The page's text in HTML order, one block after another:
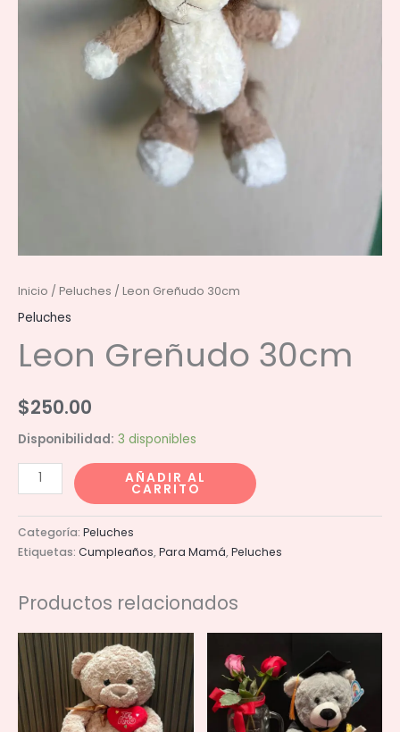
Inicio / Peluches / Leon Greñudo 30cm
Peluches
Leon Greñudo 30cm
$250.00
Disponibilidad: 3 disponibles
Leon
Greñudo
30cm
cantidad
AÑADIR AL
CARRITO
Categoría: Peluches
Etiquetas: Cumpleaños,Para Mamá,Peluches
Productos relacionados